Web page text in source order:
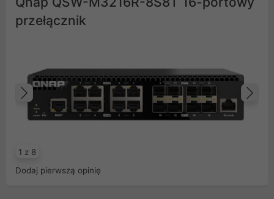
przełącznik
1 z 8
Poprzedni
Dodaj pierwszą opinię